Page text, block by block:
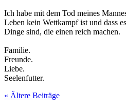
Ich habe mit dem Tod meines
Leben kein Wettkampf ist und dass
Dinge sind, die einen reich machen.
Familie.
Freunde.
Liebe.
Seelenfutter.
« Ältere Beiträge